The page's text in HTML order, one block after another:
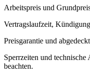
Arbeitspreis und
Vertragslaufzeit,
Preisgarantie und
Sperrzeiten und
beachten.